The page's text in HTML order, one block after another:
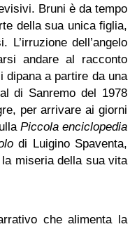
Bruni è da tempo
della sua unica figlia,
dell’angelo
andare al racconto
dipana a partire da una
di Sanremo del 1978
per arrivare ai giorni
Piccola enciclopedia
di Luigino Spaventa,
miseria della sua vita
che alimenta la